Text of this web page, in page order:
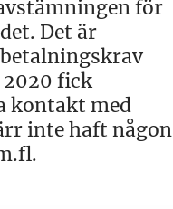
för
Det är
2020 fick
kontakt med
inte haft någon